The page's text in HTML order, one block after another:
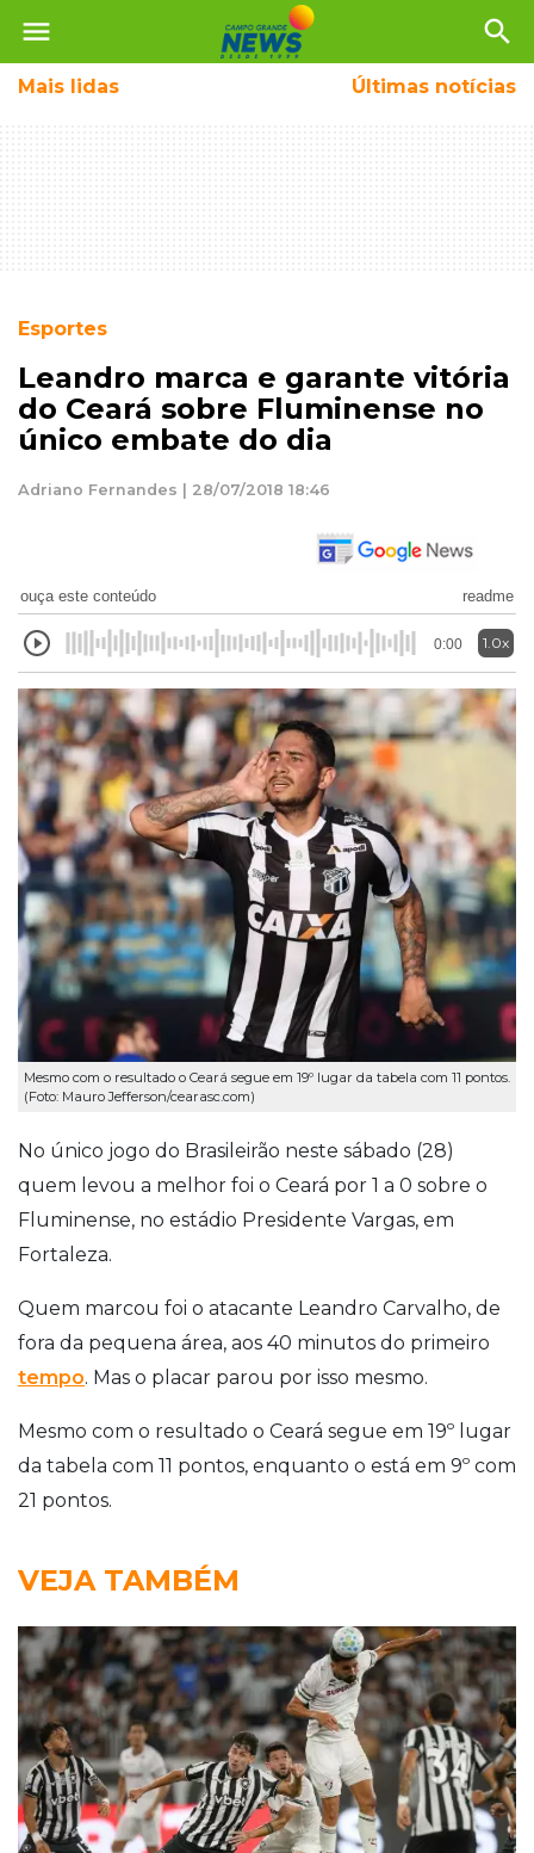
menu search
Mais lidas Últimas notícias
Esportes
Leandro marca e garante vitória
do Ceará sobre Fluminense no
único embate do dia
Adriano Fernandes | 28/07/2018 18:46
ouça este conteúdo readme
0:00 1.0x
Mesmo com o resultado o Ceará segue em 19º lugar da tabela com 11 pontos.
(Foto: Mauro Jefferson/cearasc.com)
No único jogo do Brasileirão neste sábado (28)
quem levou a melhor foi o Ceará por 1 a 0 sobre o
Fluminense, no estádio Presidente Vargas, em
Fortaleza.
Quem marcou foi o atacante Leandro Carvalho, de
fora da pequena área, aos 40 minutos do primeiro
tempo. Mas o placar parou por isso mesmo.
Mesmo com o resultado o Ceará segue em 19º lugar
da tabela com 11 pontos, enquanto o está em 9º com
21 pontos.
VEJA TAMBÉM